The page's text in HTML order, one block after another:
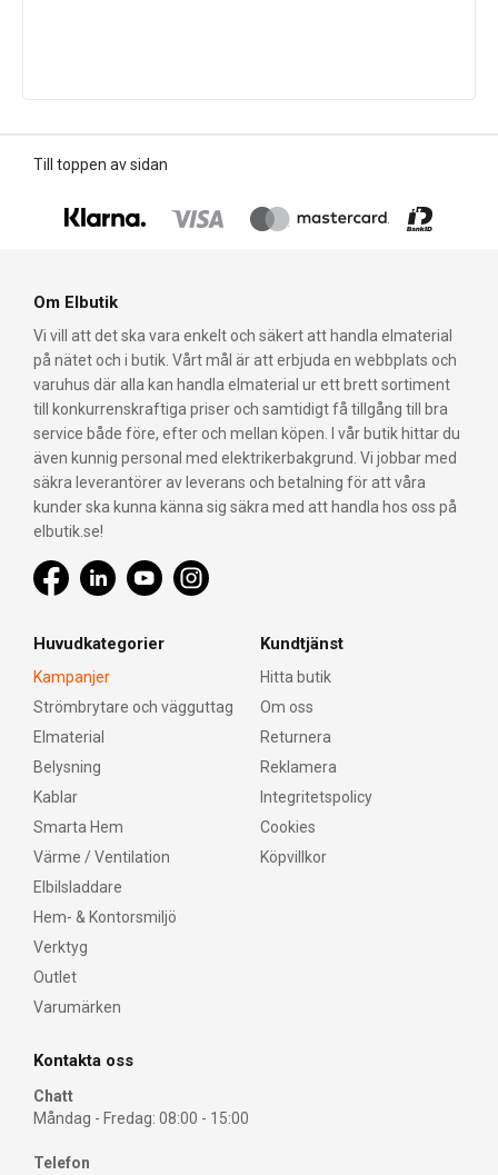
Till toppen av sidan
Om Elbutik
Vi vill att det ska vara enkelt och säkert att handla elmaterial
på nätet och i butik. Vårt mål är att erbjuda en webbplats och
varuhus där alla kan handla elmaterial ur ett brett sortiment
till konkurrenskraftiga priser och samtidigt få tillgång till bra
service både före, efter och mellan köpen. I vår butik hittar du
även kunnig personal med elektrikerbakgrund. Vi jobbar med
säkra leverantörer av leverans och betalning för att våra
kunder ska kunna känna sig säkra med att handla hos oss på
elbutik.se!
Huvudkategorier
Kampanjer
Strömbrytare och vägguttag
Elmaterial
Belysning
Kablar
Smarta Hem
Värme / Ventilation
Elbilsladdare
Hem- & Kontorsmiljö
Verktyg
Outlet
Varumärken
Kundtjänst
Hitta butik
Om oss
Returnera
Reklamera
Integritetspolicy
Cookies
Köpvillkor
Kontakta oss
Chatt
Måndag - Fredag: 08:00 - 15:00
Telefon